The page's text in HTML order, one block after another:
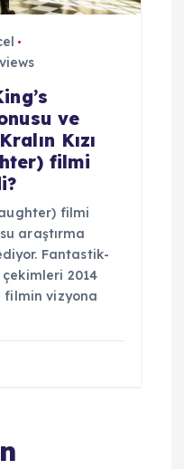
ve
Kızı
filmi
filmi
araştırma
Fantastik-
2014
filmin vizyona